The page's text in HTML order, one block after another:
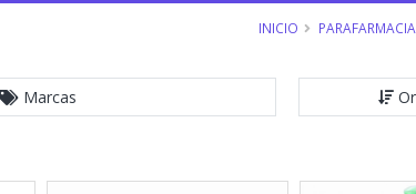
INICIO PARAFARMACIA
Marcas